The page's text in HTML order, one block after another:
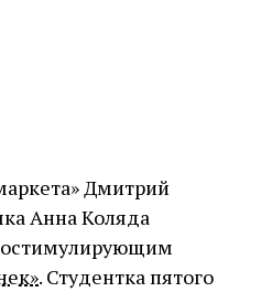
Дмитрий
Анна Коляда
. Студентка пятого